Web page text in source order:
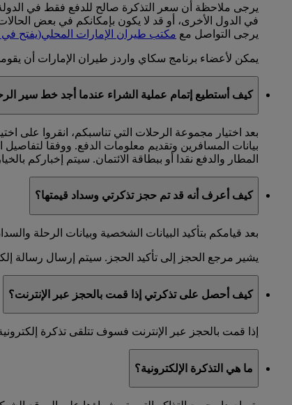
يرجى ملاحظة أن سعر التذكرة صالح للدفع فقط في الدولة
في الدول الأخرى، أو قد لا يكون بإمكانكم في بعض الحالات
يرجى التواصل مع مكتب طيران الإمارات المحلي(يفتح في
يمكن لأعضاء برنامج سكاي واردز طيران الإمارات أن
كيف أستطيع إتمام عملية الشراء عندما أجد خط سير
بعد اختيار مجموعة الرحلات التي تناسبكم، انقروا على
بيانات المسافرين وتقديم معلومات الدفع. ووفقا
المطار والدفع نقدا أو ببطاقة الائتمان. سيتم إخباركم
كيف أعرف أنه قد تم حجز تذكرتي وسداد قيمتها؟
بعد قيامكم بتأكيد البيانات الشخصية وبيانات الرحلة
يشير مرجع الحجز إلى تأكيد الحجز. سيتم إرسال رسالة
كيف أحصل على تذكرتي إذا قمت بالحجز عبر الإنترنت؟
إذا قمت بالحجز عبر الإنترنت فسوف تتلقى تذكرة
ما هي التذكرة الإلكترونية؟